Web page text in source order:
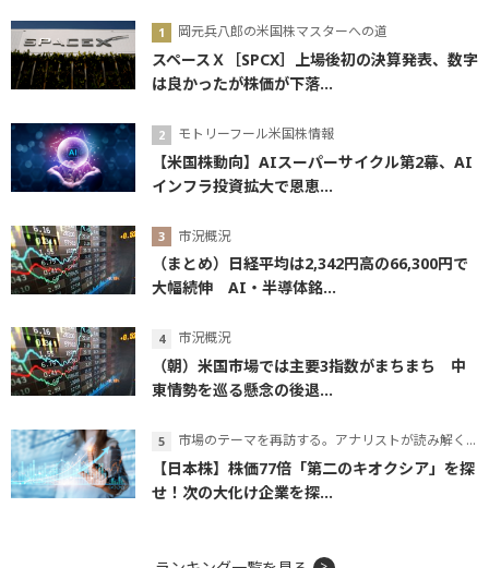
岡元兵八郎の米国株マスターへの道
スペースＸ［SPCX］上場後初の決算発表、数字
は良かったが株価が下落...
モトリーフール米国株情報
【米国株動向】AIスーパーサイクル第2幕、AI
インフラ投資拡大で恩恵...
市況概況
（まとめ）日経平均は2,342円高の66,300円で
大幅続伸 AI・半導体銘...
市況概況
（朝）米国市場では主要3指数がまちまち 中
東情勢を巡る懸念の後退...
市場のテーマを再訪する。アナリストが読み解くテーマの本質
【日本株】株価77倍「第二のキオクシア」を探
せ！次の大化け企業を探...